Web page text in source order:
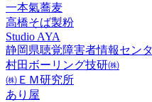
一本氣蕎麦
高橋そば製粉
Studio AYA
静岡県聴覚障害者情報セン
村田ボーリング技研㈱
㈱ＥＭ研究所
あり屋